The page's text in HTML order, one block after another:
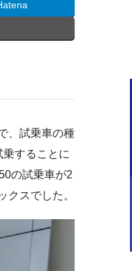
、試乗車の種
することに
の試乗車が2
スでした。